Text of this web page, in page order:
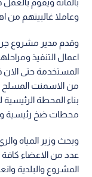
وعاملا غالبيتهم من
وقدم مدير مشروع جر
اعمال التنفيذ
بناء المحطة الرئيسية
محطات ضخ رئيسية
وبحث وزير المياه
عدد من الاعضاء كافة
المشروع والبلدية